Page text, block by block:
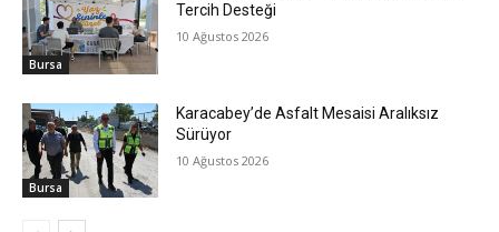
Bursa
Tercih Desteği
10 Ağustos 2026
Bursa
Karacabey’de Asfalt Mesaisi Aralıksız
Sürüyor
10 Ağustos 2026